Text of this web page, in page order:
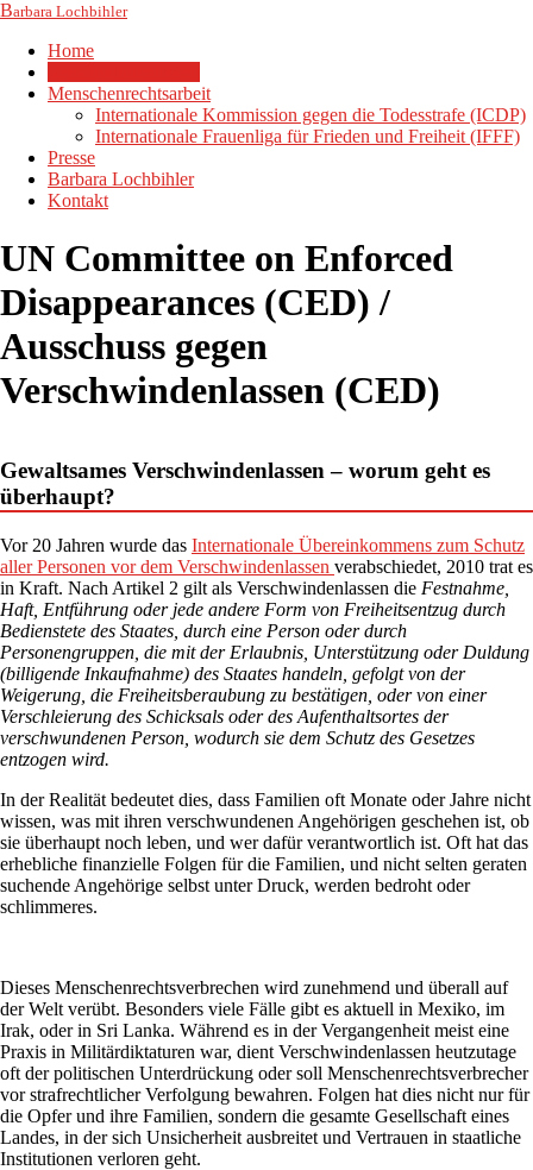
Barbara Lochbihler
Home
Menschenrechtsarbeit
Internationale Kommission gegen die Todesstrafe (ICDP)
Internationale Frauenliga für Frieden und Freiheit (IFFF)
Presse
Barbara Lochbihler
Kontakt
UN Committee on Enforced
Disappearances (CED) /
Ausschuss gegen
Verschwindenlassen (CED)
Gewaltsames Verschwindenlassen – worum geht es
überhaupt?
Vor 20 Jahren wurde das Internationale Übereinkommens zum Schutz
aller Personen vor dem Verschwindenlassen verabschiedet, 2010 trat es
in Kraft. Nach Artikel 2 gilt als Verschwindenlassen die Festnahme,
Haft, Entführung oder jede andere Form von Freiheitsentzug durch
Bedienstete des Staates, durch eine Person oder durch
Personengruppen, die mit der Erlaubnis, Unterstützung oder Duldung
(billigende Inkaufnahme) des Staates handeln, gefolgt von der
Weigerung, die Freiheitsberaubung zu bestätigen, oder von einer
Verschleierung des Schicksals oder des Aufenthaltsortes der
verschwundenen Person, wodurch sie dem Schutz des Gesetzes
entzogen wird.
In der Realität bedeutet dies, dass Familien oft Monate oder Jahre nicht
wissen, was mit ihren verschwundenen Angehörigen geschehen ist, ob
sie überhaupt noch leben, und wer dafür verantwortlich ist. Oft hat das
erhebliche finanzielle Folgen für die Familien, und nicht selten geraten
suchende Angehörige selbst unter Druck, werden bedroht oder
schlimmeres.
Dieses Menschenrechtsverbrechen wird zunehmend und überall auf
der Welt verübt. Besonders viele Fälle gibt es aktuell in Mexiko, im
Irak, oder in Sri Lanka. Während es in der Vergangenheit meist eine
Praxis in Militärdiktaturen war, dient Verschwindenlassen heutzutage
oft der politischen Unterdrückung oder soll Menschenrechtsverbrecher
vor strafrechtlicher Verfolgung bewahren. Folgen hat dies nicht nur für
die Opfer und ihre Familien, sondern die gesamte Gesellschaft eines
Landes, in der sich Unsicherheit ausbreitet und Vertrauen in staatliche
Institutionen verloren geht.